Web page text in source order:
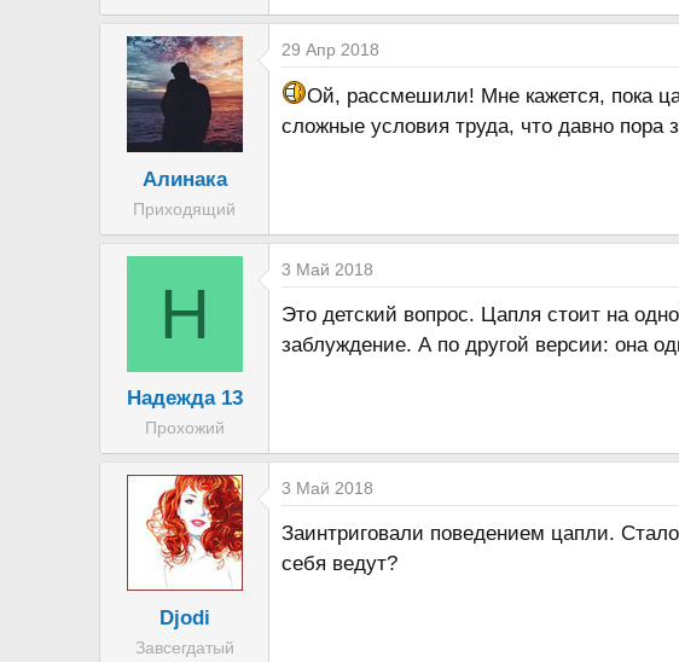
Алинака
Приходящий
29 Апр 2018
Ой, рассмешили! Мне кажется, пока
сложные условия труда, что давно пора
Н
Надежда 13
Прохожий
3 Май 2018
Это детский вопрос. Цапля стоит на
заблуждение. А по другой версии: она
Djodi
Завсегдатый
3 Май 2018
Заинтриговали поведением цапли.
себя ведут?